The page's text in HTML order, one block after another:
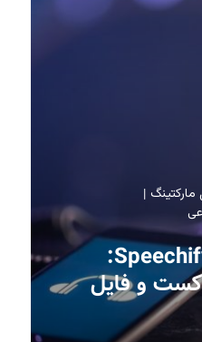
هوش مصنوعی Speechify:
و فایل